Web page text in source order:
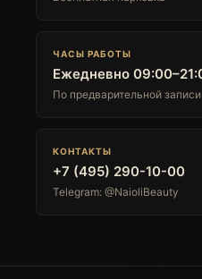
ЧАСЫ РАБОТЫ
Ежедневно
По предварительной записи
КОНТАКТЫ
+7 (495) 290-10-00
Telegram: @NaioliBeauty